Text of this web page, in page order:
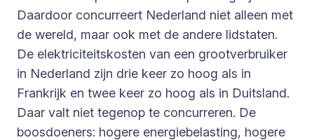
Daardoor concurreert Nederland niet alleen met
de wereld, maar ook met de andere lidstaten.
De elektriciteitskosten van een grootverbruiker
in Nederland zijn drie keer zo hoog als in
Frankrijk en twee keer zo hoog als in Duitsland.
Daar valt niet tegenop te concurreren. De
boosdoeners: hogere energiebelasting, hogere